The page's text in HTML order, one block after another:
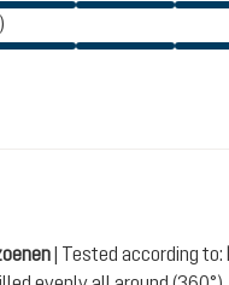
| Tested according to: